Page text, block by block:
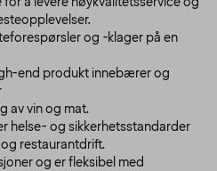
og -klager på en
end produkt innebærer og
av vin og mat.
helse- og sikkerhetsstandarder
restaurantdrift.
og er fleksibel med